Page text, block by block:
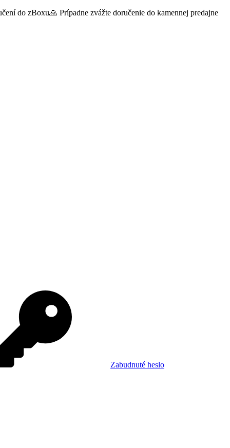
do zBoxu🙏 Prípadne zvážte doručenie do kamennej predajne
Zabudnuté heslo